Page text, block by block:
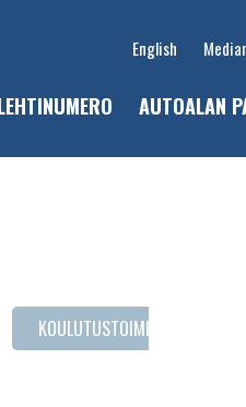
English
AUTOALAN
KOULUTUSTOIMINTA